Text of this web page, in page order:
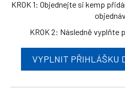
KROK 1: Objednejte si kemp
KROK 2: Následně vyplňte
VYPLNIT PŘIHLÁŠKU